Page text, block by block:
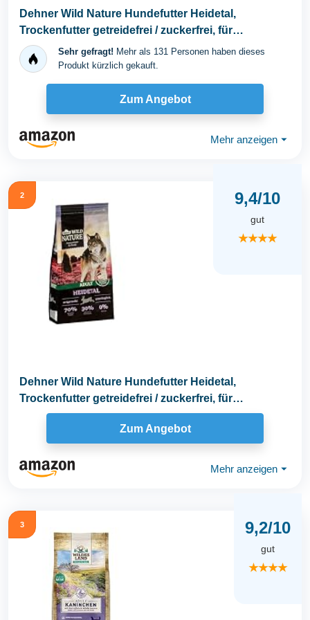
Dehner Wild Nature Hundefutter Heidetal,
Trockenfutter getreidefrei / zuckerfrei, für
ausgewachsene...
Sehr gefragt! Mehr als 131 Personen haben dieses
Produkt kürzlich gekauft.
Zum Angebot
Mehr anzeigen ⏷
2 9,4/10
gut
★★★★
Dehner Wild Nature Hundefutter Heidetal,
Trockenfutter getreidefrei / zuckerfrei, für
ausgewachsene...
Zum Angebot
Mehr anzeigen ⏷
3 9,2/10
gut
★★★★